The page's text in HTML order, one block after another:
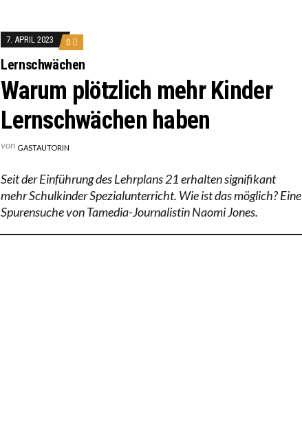
7. APRIL 2023 0
Lernschwächen
Warum plötzlich mehr Kinder
Lernschwächen haben
von GASTAUTORIN
Seit der Einführung des Lehrplans 21 erhalten signifikant
mehr Schulkinder Spezialunterricht. Wie ist das möglich? Eine
Spurensuche von Tamedia-Journalistin Naomi Jones.